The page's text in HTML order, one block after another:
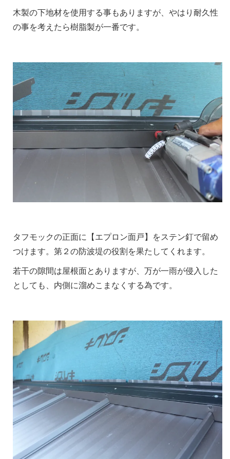
木製の下地材を使用する事もありますが、やはり耐久性
の事を考えたら樹脂製が一番です。
タフモックの正面に【エプロン面戸】をステン釘で留め
つけます。第２の防波堤の役割を果たしてくれます。
若干の隙間は屋根面とありますが、万が一雨が侵入した
としても、内側に溜めこまなくする為です。